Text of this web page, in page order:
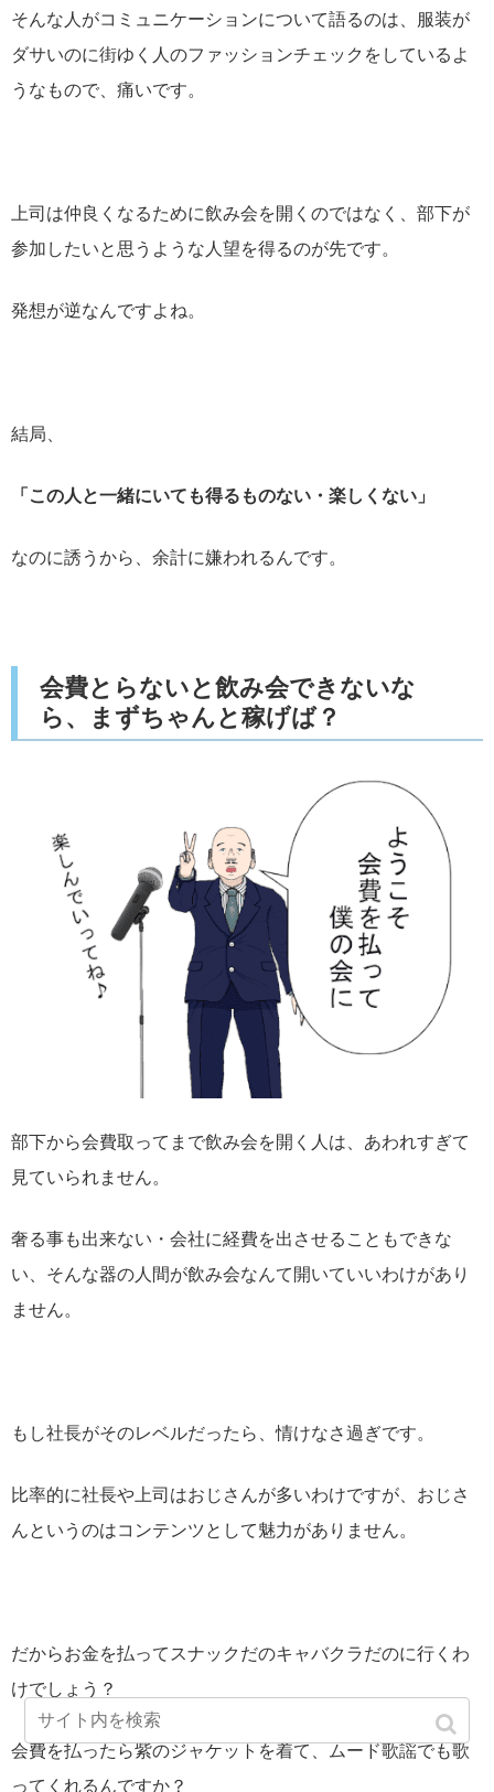
そんな人がコミュニケーションについて語るのは、服装が
ダサいのに街ゆく人のファッションチェックをしているよ
うなもので、痛いです。
上司は仲良くなるために飲み会を開くのではなく、部下が
参加したいと思うような人望を得るのが先です。
発想が逆なんですよね。
結局、
「この人と一緒にいても得るものない・楽しくない」
なのに誘うから、余計に嫌われるんです。
会費とらないと飲み会できないな
ら、まずちゃんと稼げば？
部下から会費取ってまで飲み会を開く人は、あわれすぎて
見ていられません。
奢る事も出来ない・会社に経費を出させることもできな
い、そんな器の人間が飲み会なんて開いていいわけがあり
ません。
もし社長がそのレベルだったら、情けなさ過ぎです。
比率的に社長や上司はおじさんが多いわけですが、おじさ
んというのはコンテンツとして魅力がありません。
だからお金を払ってスナックだのキャバクラだのに行くわ
けでしょう？
会費を払ったら紫のジャケットを着て、ムード歌謡でも歌
ってくれるんですか？